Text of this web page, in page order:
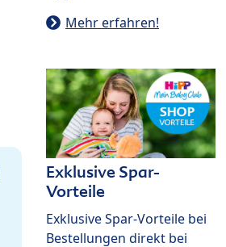
Mehr erfahren!
Exklusive Spar-
Vorteile
Exklusive Spar-Vorteile bei
Bestellungen direkt bei